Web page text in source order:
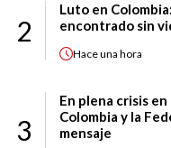
2
Luto en
encontrado sin
Haceuna hora
3
En plena crisis
Colombia y la
mensaje